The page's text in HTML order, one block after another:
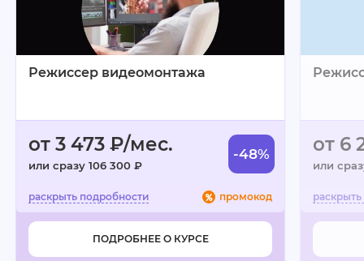
опытные преподаватели;
доступное объяснение материала;
постоянная поддержка в Telegram;
много практических заданий и проектов.
Режиссер видеомонтажа
от 3 473 ₽/мес.
или сразу 106 300 ₽
-48%
промокод
ПОДРОБНЕЕ О КУРСЕ
от 6
или